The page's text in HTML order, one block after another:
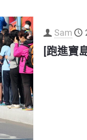
Sam
[跑進寶